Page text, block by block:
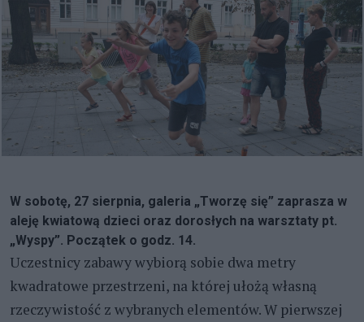
W sobotę, 27 sierpnia, galeria „Tworzę się” zaprasza w
aleję kwiatową dzieci oraz dorosłych na warsztaty pt.
„Wyspy”. Początek o godz. 14.
Uczestnicy zabawy wybiorą sobie dwa metry
kwadratowe przestrzeni, na której ułożą własną
rzeczywistość z wybranych elementów. W pierwszej